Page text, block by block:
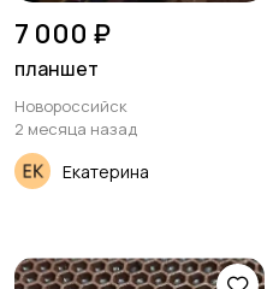
7 000 ₽
планшет
Новороссийск
2 месяца назад
Екатерина